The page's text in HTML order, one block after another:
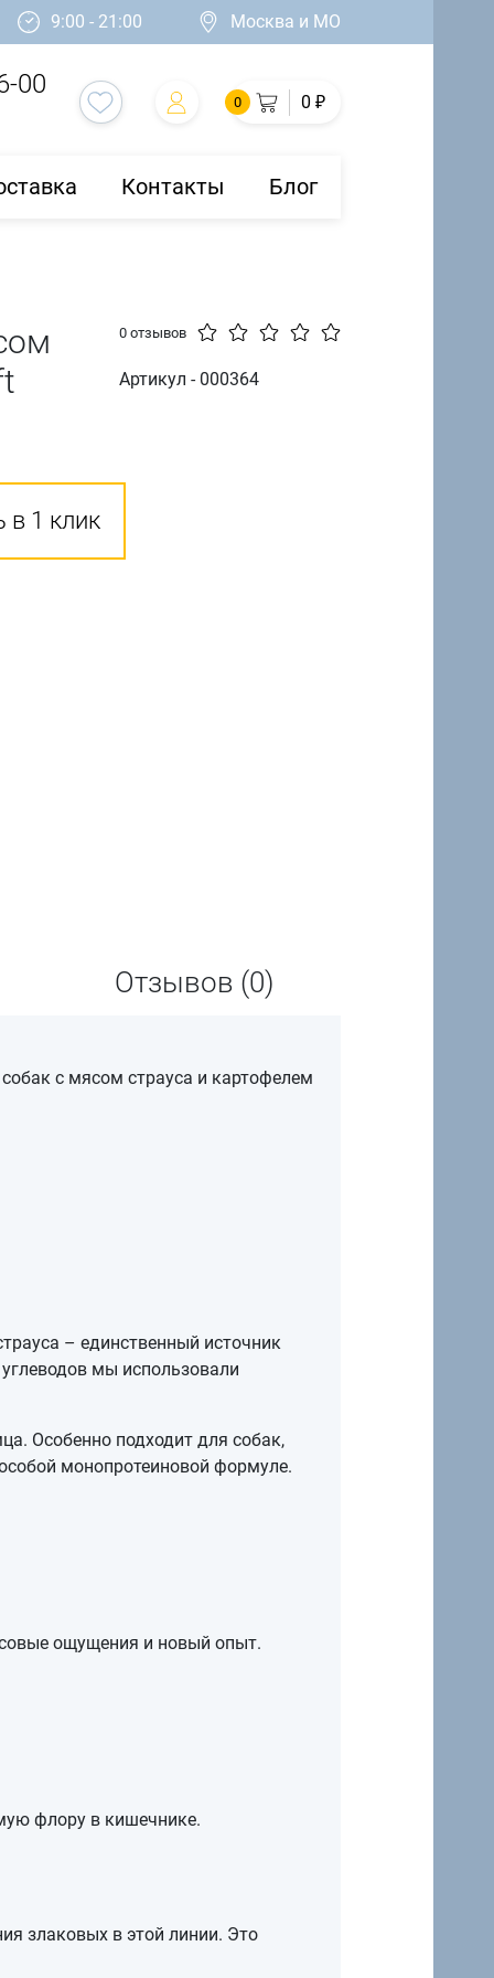
9:00 - 21:00 Москва и МО
00
0 0 ₽
Контакты Блог
0 отзывов
Артикул - 000364
в 1 клик
Отзывов (0)
с мясом страуса и картофелем
– единственный источник
мы использовали
Особенно подходит для собак,
монопротеиновой формуле.
ощущения и новый опыт.
флору в кишечнике.
злаковых в этой линии. Это